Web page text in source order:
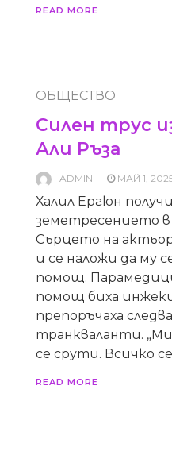
READ MORE
ОБЩЕСТВО
Силен трус
Али Ръза
ADMIN МАЙ 1,
Халил Ергюн
земетресението в
Сърцето на
и се наложи да му
помощ.
помощ биха
препоръчаха
транкваланти.
се срути. Всичко
READ MORE